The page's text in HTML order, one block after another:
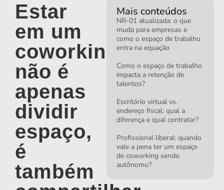
Estar
em um
coworking
não é
apenas
dividir
espaço,
é
também
Mais conteúdos
NR-01 atualizada: o que
muda para empresas e
como o espaço de trabalho
entra na equação
Como o espaço de trabalho
impacta a retenção de
talentos?
Escritório virtual vs.
endereço fiscal: qual a
diferença e qual contratar?
Profissional liberal: quando
vale a pena ter um espaço
de coworking sendo
autônomo?